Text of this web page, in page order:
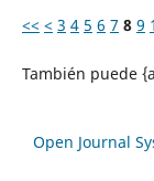
<< < 3 4 5 6 7 8 9
También puede
Open Journal